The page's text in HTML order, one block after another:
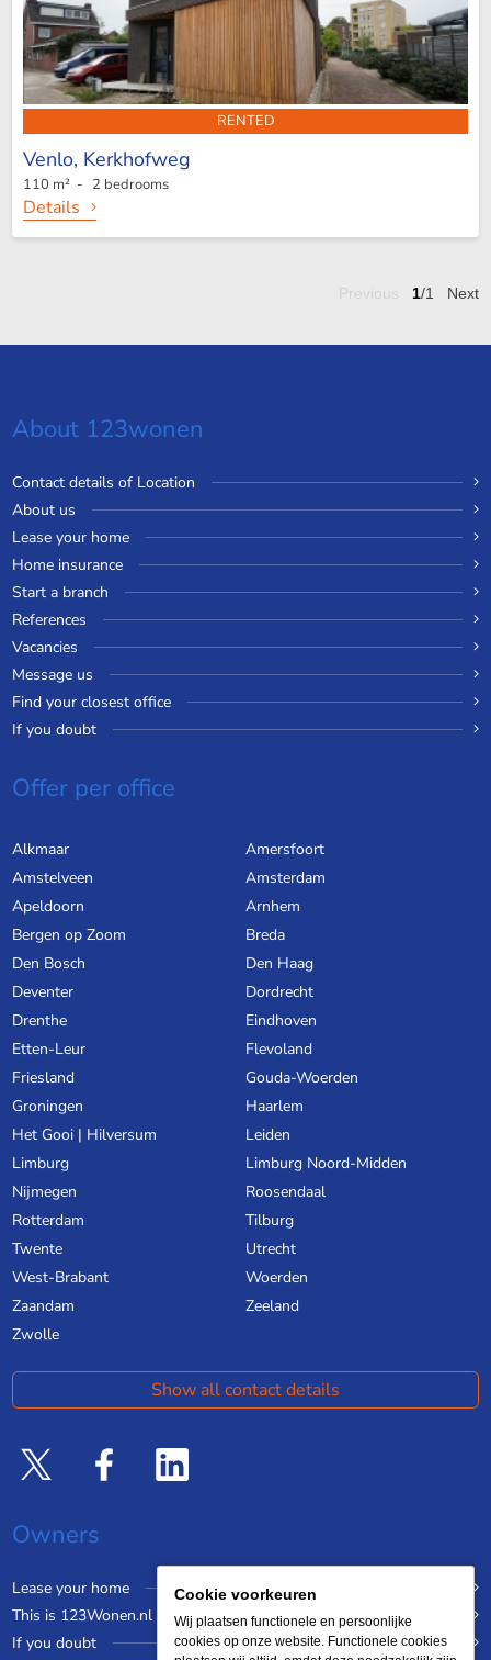
RENTED
Venlo, Kerkhofweg
110 m² - 2 bedrooms
Details
1/1 Next
About 123wonen
Contact details of Location
About us
Lease your home
Home insurance
Start a branch
References
Vacancies
Message us
Find your closest office
If you doubt
Offer per office
Alkmaar
Amersfoort
Amstelveen
Amsterdam
Apeldoorn
Arnhem
Bergen op Zoom
Breda
Den Bosch
Den Haag
Deventer
Dordrecht
Drenthe
Eindhoven
Etten-Leur
Flevoland
Friesland
Gouda-Woerden
Groningen
Haarlem
Het Gooi | Hilversum
Leiden
Limburg
Limburg Noord-Midden
Nijmegen
Roosendaal
Rotterdam
Tilburg
Twente
Utrecht
West-Brabant
Woerden
Zaandam
Zeeland
Zwolle
Show all contact details
Owners
Lease your home
This is 123Wonen.nl
If you doubt
Cookie voorkeuren
Wij plaatsen functionele en persoonlijke
cookies op onze website. Functionele cookies